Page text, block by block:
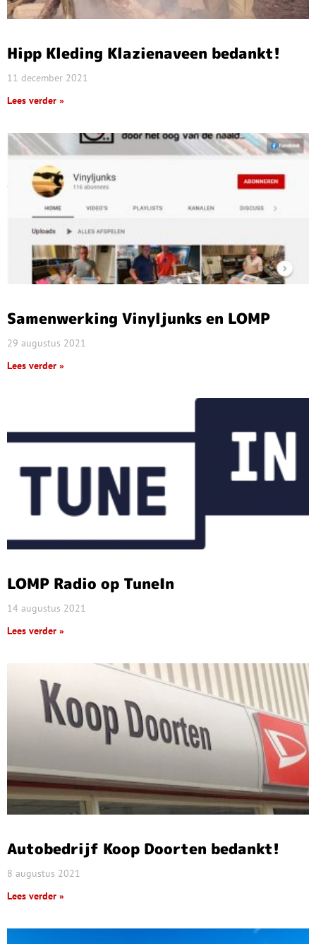
Hipp Kleding Klazienaveen bedankt!
11 december 2021
Lees verder »
Samenwerking Vinyljunks en LOMP
29 augustus 2021
Lees verder »
LOMP Radio op TuneIn
14 augustus 2021
Lees verder »
Autobedrijf Koop Doorten bedankt!
8 augustus 2021
Lees verder »